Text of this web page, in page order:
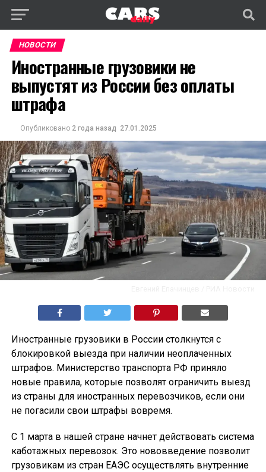
НОВОСТИ
Иностранные грузовики не
выпустят из России без оплаты
штрафа
Опубликовано 2 года назад 27.01.2025
Иностранные грузовики в России столкнутся с
блокировкой выезда при наличии неоплаченных
штрафов. Министерство транспорта РФ приняло
новые правила, которые позволят ограничить выезд
из страны для иностранных перевозчиков, если они
не погасили свои штрафы вовремя.
С 1 марта в нашей стране начнет действовать система
каботажных перевозок. Это нововведение позволит
грузовикам из стран ЕАЭС осуществлять внутренние